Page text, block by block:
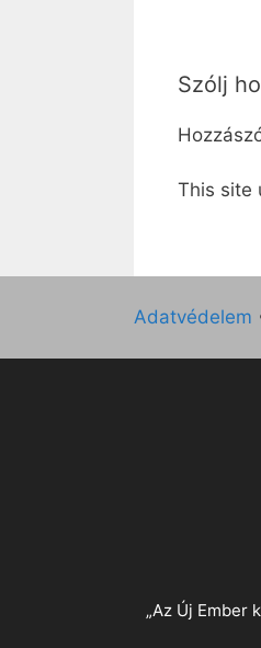
Szólj
This site
Adatvédelem
„Az Új Ember